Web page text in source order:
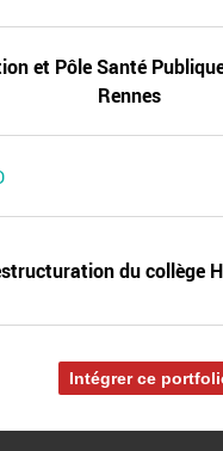
et Pôle Santé
Rennes
du collège
Intégrer ce